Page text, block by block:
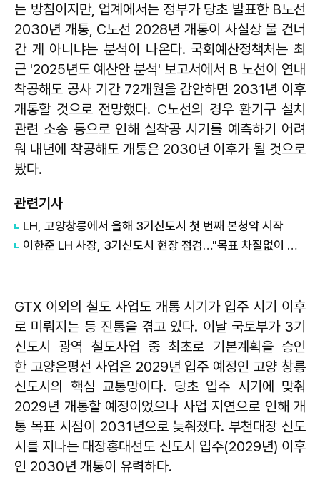
는 방침이지만, 업계에서는 정부가 당초 발표한 B노선
2030년 개통, C노선 2028년 개통이 사실상 물 건너
간 게 아니냐는 분석이 나온다. 국회예산정책처는 최
근 '2025년도 예산안 분석' 보고서에서 B 노선이 연내
착공해도 공사 기간 72개월을 감안하면 2031년 이후
개통할 것으로 전망했다. C노선의 경우 환기구 설치
관련 소송 등으로 인해 실착공 시기를 예측하기 어려
워 내년에 착공해도 개통은 2030년 이후가 될 것으로
봤다.
관련기사
LH, 고양창릉에서 올해 3기신도시 첫 번째 본청약 시작
이한준 LH 사장, 3기신도시 현장 점검…"목표 차질없이 달성"
GTX 이외의 철도 사업도 개통 시기가 입주 시기 이후
로 미뤄지는 등 진통을 겪고 있다. 이날 국토부가 3기
신도시 광역 철도사업 중 최초로 기본계획을 승인
한 고양은평선 사업은 2029년 입주 예정인 고양 창릉
신도시의 핵심 교통망이다. 당초 입주 시기에 맞춰
2029년 개통할 예정이었으나 사업 지연으로 인해 개
통 목표 시점이 2031년으로 늦춰졌다. 부천대장 신도
시를 지나는 대장홍대선도 신도시 입주(2029년) 이후
인 2030년 개통이 유력하다.